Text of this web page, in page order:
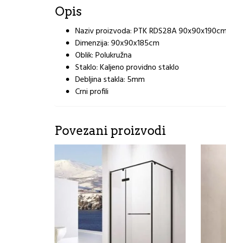
Opis
Naziv proizvoda: PTK RDS28A
Dimenzija: 90x90x185cm
Oblik: Polukružna
Staklo: Kaljeno providno staklo
Debljina stakla: 5mm
Crni profili
Povezani proizvodi